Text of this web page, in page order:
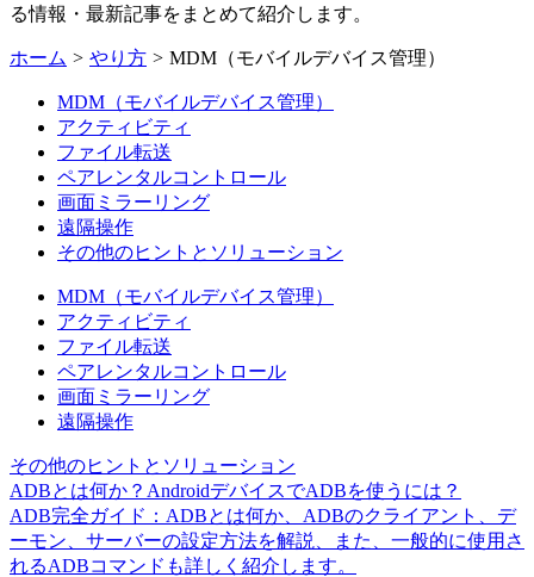
る情報・最新記事をまとめて紹介します。
ホーム > やり方 > MDM（モバイルデバイス管理）
MDM（モバイルデバイス管理）
アクティビティ
ファイル転送
ペアレンタルコントロール
画面ミラーリング
遠隔操作
その他のヒントとソリューション
MDM（モバイルデバイス管理）
アクティビティ
ファイル転送
ペアレンタルコントロール
画面ミラーリング
遠隔操作
その他のヒントとソリューション
ADBとは何か？AndroidデバイスでADBを使うには？
ADB完全ガイド：ADBとは何か、ADBのクライアント、デ
ーモン、サーバーの設定方法を解説、また、一般的に使用さ
れるADBコマンドも詳しく紹介します。